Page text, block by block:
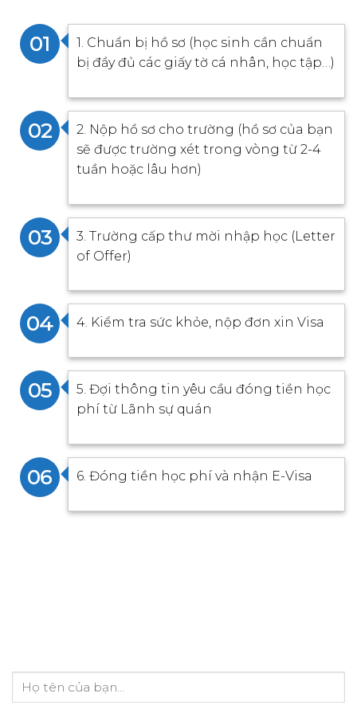
01
1. Chuẩn bị hồ sơ (học sinh cần chuẩn
bị đầy đủ các giấy tờ cá nhân, học tập…)
02
2. Nộp hồ sơ cho trường (hồ sơ của bạn
sẽ được trường xét trong vòng từ 2-4
tuần hoặc lâu hơn)
03
3. Trường cấp thư mời nhập học (Letter
of Offer)
04 4. Kiểm tra sức khỏe, nộp đơn xin Visa
05
5. Đợi thông tin yêu cầu đóng tiền học
phí từ Lãnh sự quán
06 6. Đóng tiền học phí và nhận E-Visa